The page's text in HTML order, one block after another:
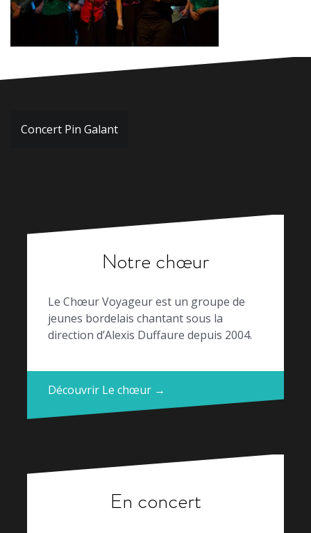
Navigation
Concert Pin Galant
Notre chœur
Le Chœur Voyageur est un groupe de
jeunes bordelais chantant sous la
direction d’Alexis Duffaure depuis 2004.
Découvrir Le chœur →
En concert